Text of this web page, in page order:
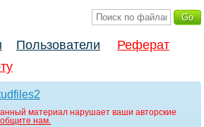
Пользователи
Реферат
материал нарушает ваши авторские
нам.